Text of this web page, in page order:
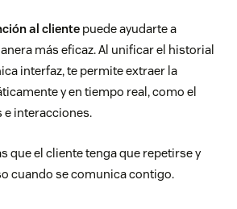
al cliente puede ayudarte a
más eficaz. Al unificar el historial
interfaz, te permite extraer la
y en tiempo real, como el
e interacciones.
que el cliente tenga que repetirse y
cuando se comunica contigo.